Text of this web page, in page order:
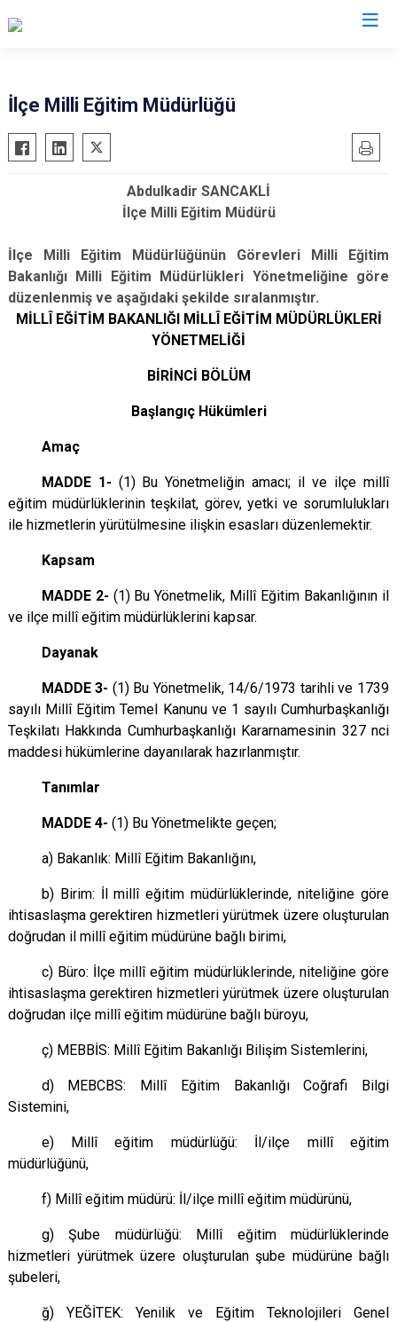
Bahçesaray
Başkale
Edremit
Erciş
Gevaş
Özalp
Saray
İpekyolu
Tuşba
İlçe Milli Eğitim Müdürlüğü
Abdulkadir SANCAKLİ
İlçe Milli Eğitim Müdürü
İlçe Milli Eğitim Müdürlüğünün Görevleri Milli Eğitim
Bakanlığı Milli Eğitim Müdürlükleri Yönetmeliğine göre
düzenlenmiş ve aşağıdaki şekilde sıralanmıştır.
MİLLÎ EĞİTİM BAKANLIĞI MİLLÎ EĞİTİM MÜDÜRLÜKLERİ
YÖNETMELİĞİ
BİRİNCİ BÖLÜM
Başlangıç Hükümleri
Amaç
MADDE 1- (1) Bu Yönetmeliğin amacı; il ve ilçe millî
eğitim müdürlüklerinin teşkilat, görev, yetki ve sorumlulukları
ile hizmetlerin yürütülmesine ilişkin esasları düzenlemektir.
Kapsam
MADDE 2- (1) Bu Yönetmelik, Millî Eğitim Bakanlığının il
ve ilçe millî eğitim müdürlüklerini kapsar.
Dayanak
MADDE 3- (1) Bu Yönetmelik, 14/6/1973 tarihli ve 1739
sayılı Millî Eğitim Temel Kanunu ve 1 sayılı Cumhurbaşkanlığı
Teşkilatı Hakkında Cumhurbaşkanlığı Kararnamesinin 327 nci
maddesi hükümlerine dayanılarak hazırlanmıştır.
Tanımlar
MADDE 4- (1) Bu Yönetmelikte geçen;
a) Bakanlık: Millî Eğitim Bakanlığını,
b) Birim: İl millî eğitim müdürlüklerinde, niteliğine göre
ihtisaslaşma gerektiren hizmetleri yürütmek üzere oluşturulan
doğrudan il millî eğitim müdürüne bağlı birimi,
c) Büro: İlçe millî eğitim müdürlüklerinde, niteliğine göre
ihtisaslaşma gerektiren hizmetleri yürütmek üzere oluşturulan
doğrudan ilçe millî eğitim müdürüne bağlı büroyu,
ç) MEBBİS: Millî Eğitim Bakanlığı Bilişim Sistemlerini,
d) MEBCBS: Millî Eğitim Bakanlığı Coğrafi Bilgi
Sistemini,
e) Millî eğitim müdürlüğü: İl/ilçe millî eğitim
müdürlüğünü,
f) Millî eğitim müdürü: İl/ilçe millî eğitim müdürünü,
g) Şube müdürlüğü: Millî eğitim müdürlüklerinde
hizmetleri yürütmek üzere oluşturulan şube müdürüne bağlı
şubeleri,
ğ) YEĞİTEK: Yenilik ve Eğitim Teknolojileri Genel